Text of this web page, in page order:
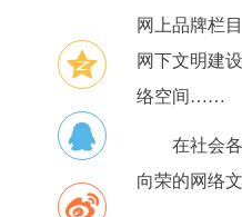
网上品牌栏
网下文明建
络空间……
在社会
向荣的网络